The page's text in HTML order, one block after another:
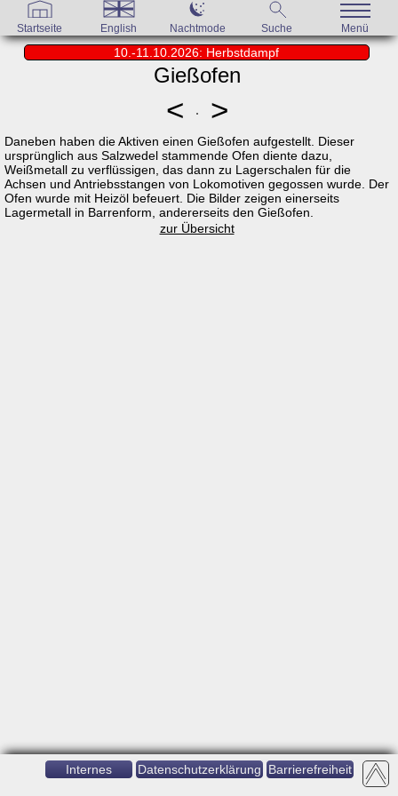
Startseite English Nachtmode Suche Menü
10.-11.10.2026: Herbstdampf
Gießofen
< >
Daneben haben die Aktiven einen Gießofen aufgestellt. Dieser
ursprünglich aus Salzwedel stammende Ofen diente dazu,
Weißmetall zu verflüssigen, das dann zu Lagerschalen für die
Achsen und Antriebsstangen von Lokomotiven gegossen wurde. Der
Ofen wurde mit Heizöl befeuert. Die Bilder zeigen einerseits
Lagermetall in Barrenform, andererseits den Gießofen.
zur Übersicht
Internes Datenschutzerklärung Barrierefreiheit